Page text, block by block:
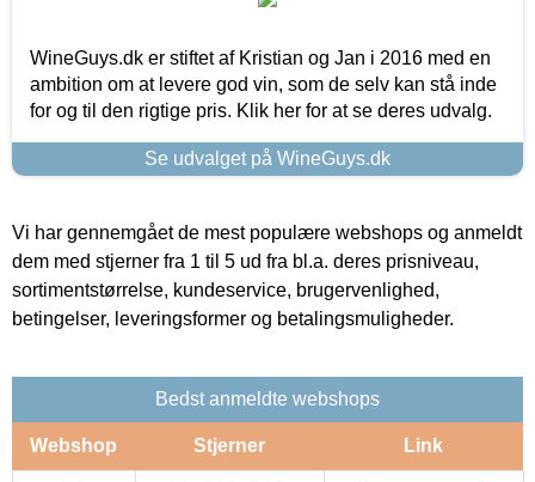
WineGuys.dk er stiftet af Kristian og Jan i 2016 med en
ambition om at levere god vin, som de selv kan stå inde
for og til den rigtige pris. Klik her for at se deres udvalg.
Se udvalget på WineGuys.dk
Vi har gennemgået de mest populære webshops og anmeldt
dem med stjerner fra 1 til 5 ud fra bl.a. deres prisniveau,
sortimentstørrelse, kundeservice, brugervenlighed,
betingelser, leveringsformer og betalingsmuligheder.
Bedst anmeldte webshops
Webshop Stjerner Link